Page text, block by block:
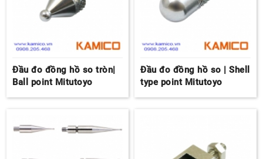
Đầu đo đồng hồ so tròn|
Ball point Mitutoyo
Đầu đo đồng hồ so | Shell
type point Mitutoyo